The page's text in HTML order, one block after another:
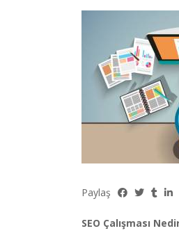
Paylaş
SEO Çalışması